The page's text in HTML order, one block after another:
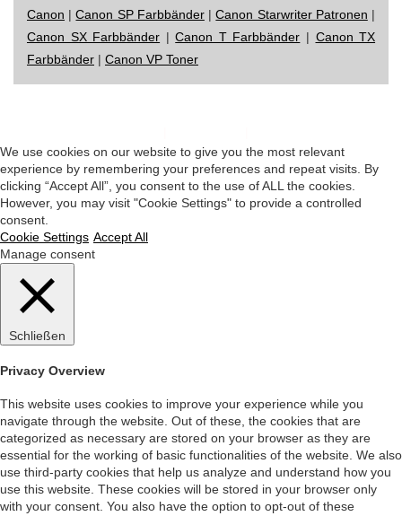
Canon |Canon SP Farbbänder|Canon Starwriter Patronen |
Canon SX Farbbänder |Canon T Farbbänder | Canon TX
Farbbänder | Canon VP Toner
We use cookies on our website to give you the most relevant
experience by remembering your preferences and repeat visits. By
clicking “Accept All”, you consent to the use of ALL the cookies.
However, you may visit "Cookie Settings" to provide a controlled
consent.
Cookie Settings Accept All
Manage consent
Schließen
Privacy Overview
This website uses cookies to improve your experience while you
navigate through the website. Out of these, the cookies that are
categorized as necessary are stored on your browser as they are
essential for the working of basic functionalities of the website. We also
use third-party cookies that help us analyze and understand how you
use this website. These cookies will be stored in your browser only
with your consent. You also have the option to opt-out of these